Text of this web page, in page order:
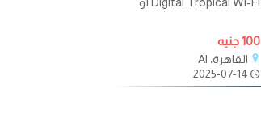
بتدور على الراحة والتكنولوجيا…
✅
100 جنيه
القاهرة، Al
2025-07-14